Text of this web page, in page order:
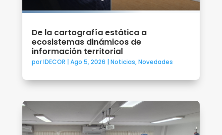
De la cartografía estática a
ecosistemas dinámicos de
información territorial
porIDECOR | Ago 5, 2026 | Noticias,Novedades